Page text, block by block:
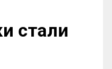
стали